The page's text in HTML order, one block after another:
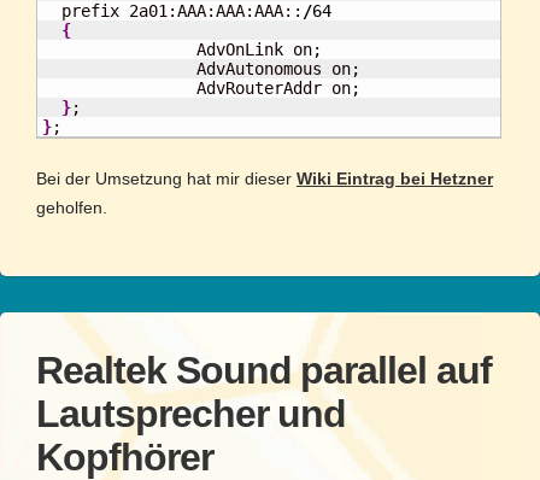
  prefix 2a01:AAA:AAA:AAA::
/64
{
                AdvOnLink on;
                AdvAutonomous on;
                AdvRouterAddr on;
}
};
Bei der Umsetzung hat mir dieser Wiki Eintrag bei Hetzner
geholfen.
Realtek Sound parallel auf
Lautsprecher und
Kopfhörer